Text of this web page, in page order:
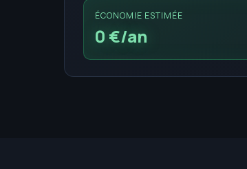
ÉCONOMIE ESTIMÉE
0 €/an